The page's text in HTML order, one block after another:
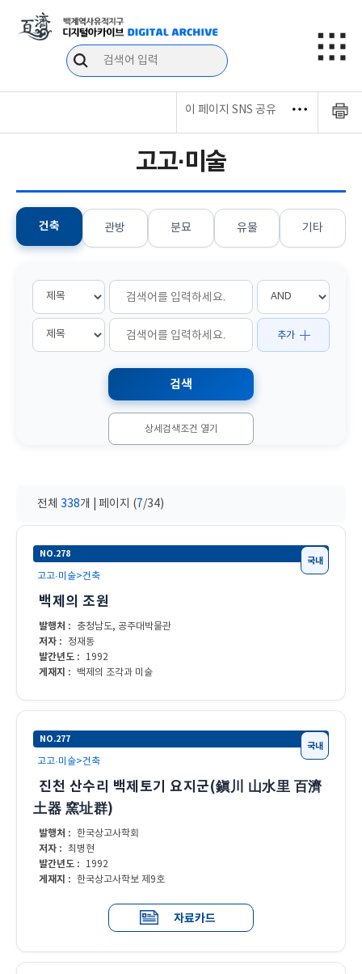
이 페이지 SNS 공유
고고·미술
건축 관방 분묘 유물 기타
추가
상세검색조건 열기
전체 338개 | 페이지 (7/34)
NO.278
고고·미술>건축
백제의 조원
발행처 : 충청남도, 공주대박물관
저자 : 정재동
발간년도 : 1992
게재지 : 백제의 조각과 미술
국내
NO.277
고고·미술>건축
진천 산수리 백제토기 요지군(鎭川 山水里 百濟
土器 窯址群)
발행처 : 한국상고사학회
저자 : 최병현
발간년도 : 1992
게재지 : 한국상고사학보 제9호
자료카드
국내